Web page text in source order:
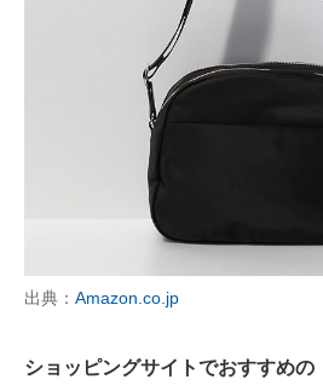
出典： Amazon.co.jp
ショッピングサイトでおすすめ